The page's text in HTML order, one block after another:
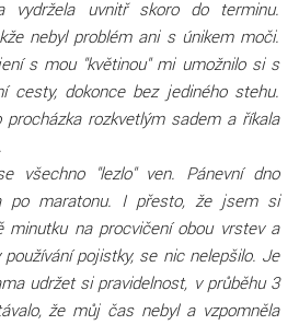
vydržela uvnitř skoro do terminu.
nebyl problém ani s únikem moči.
s mou "květinou" mi umožnilo si s
cesty, dokonce bez jediného stehu.
rozkvetlým sadem a říkala
všechno "lezlo" ven. Pánevní dno
po maratonu. I přesto, že jsem si
minutku na procvičení obou vrstev a
pojistky, se nic nelepšilo. Je
udržet si pravidelnost, v průběhu 3
že můj čas nebyl a vzpomněla